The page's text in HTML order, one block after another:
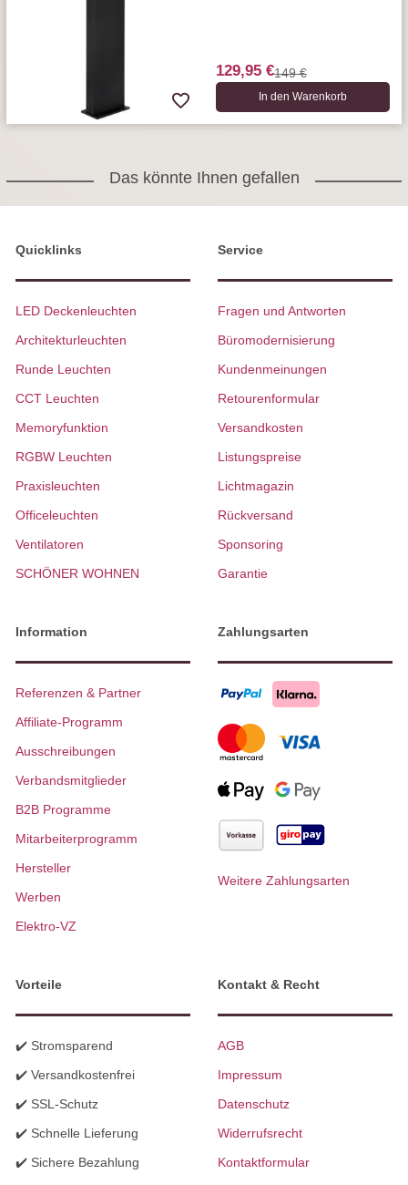
129,95 €149 €
In den Warenkorb
Das könnte Ihnen gefallen
Quicklinks
LED Deckenleuchten
Architekturleuchten
Runde Leuchten
CCT Leuchten
Memoryfunktion
RGBW Leuchten
Praxisleuchten
Officeleuchten
Ventilatoren
SCHÖNER WOHNEN
Service
Fragen und Antworten
Büromodernisierung
Kundenmeinungen
Retourenformular
Versandkosten
Listungspreise
Lichtmagazin
Rückversand
Sponsoring
Garantie
Information
Referenzen & Partner
Affiliate-Programm
Ausschreibungen
Verbandsmitglieder
B2B Programme
Mitarbeiterprogramm
Hersteller
Werben
Elektro-VZ
Zahlungsarten
Weitere Zahlungsarten
Vorteile
✔️ Stromsparend
✔️ Versandkostenfrei
✔️ SSL-Schutz
✔️ Schnelle Lieferung
✔️ Sichere Bezahlung
Kontakt & Recht
AGB
Impressum
Datenschutz
Widerrufsrecht
Kontaktformular